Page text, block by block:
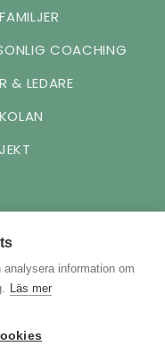
COACHING
& LEDARE
och
information om
Läs mer